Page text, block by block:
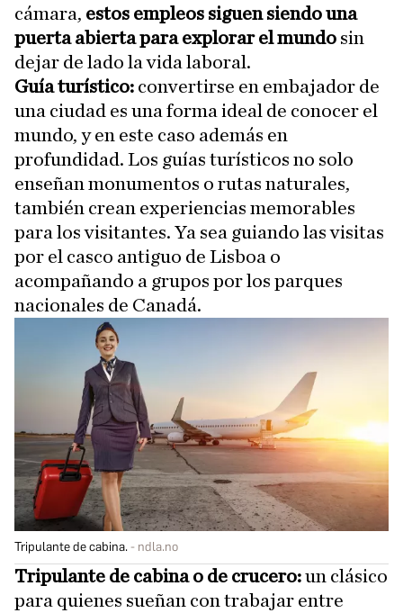
cámara, estos empleos siguen siendouna
puerta abierta para explorar el mundo sin
dejar de lado la vida laboral.
Guía turístico: convertirse en embajador de
una ciudad es una forma ideal de conocer el
mundo, y en este caso además en
profundidad. Los guías turísticos no solo
enseñan monumentos o rutas naturales,
también crean experiencias memorables
para los visitantes. Ya sea guiando las visitas
por el casco antiguo de Lisboa o
acompañando a grupos por los parques
nacionales de Canadá.
Tripulante de cabina. ndla.no
Tripulante de cabina o de crucero:un clásico
para quienes sueñan con trabajar entre